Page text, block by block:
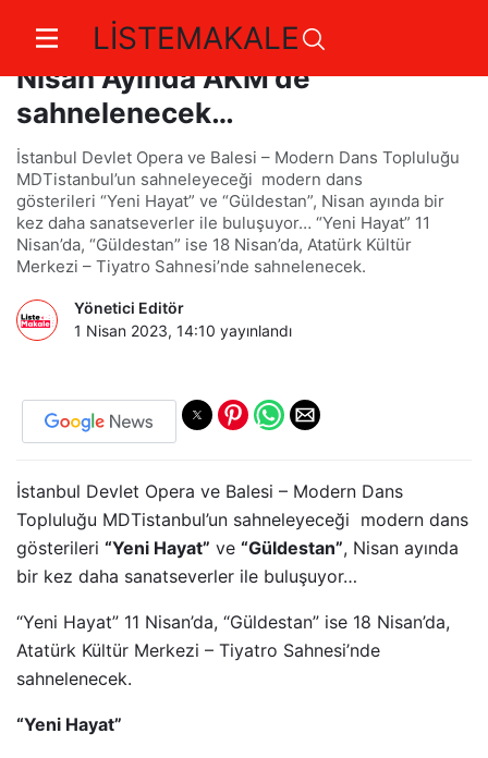
LİSTEMAKALE
“Yeni Hayat" ve “Güldestan",
Nisan Ayında AKM'de
sahnelenecek…
İstanbul Devlet Opera ve Balesi – Modern Dans Topluluğu
MDTistanbul’un sahneleyeceği modern dans
gösterileri “Yeni Hayat” ve “Güldestan”, Nisan ayında bir
kez daha sanatseverler ile buluşuyor… “Yeni Hayat” 11
Nisan’da, “Güldestan” ise 18 Nisan’da, Atatürk Kültür
Merkezi – Tiyatro Sahnesi’nde sahnelenecek.
Yönetici Editör
1 Nisan 2023, 14:10 yayınlandı
İstanbul Devlet Opera ve Balesi – Modern Dans
Topluluğu MDTistanbul’un sahneleyeceği modern dans
gösterileri “Yeni Hayat” ve “Güldestan”, Nisan ayında
bir kez daha sanatseverler ile buluşuyor…
“Yeni Hayat” 11 Nisan’da, “Güldestan” ise 18 Nisan’da,
Atatürk Kültür Merkezi – Tiyatro Sahnesi’nde
sahnelenecek.
“Yeni Hayat”